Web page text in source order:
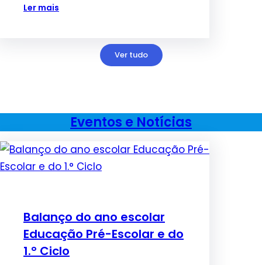
Ler mais
Ver tudo
Eventos e Notícias
Balanço do ano escolar
Educação Pré-Escolar e do
1.° Ciclo